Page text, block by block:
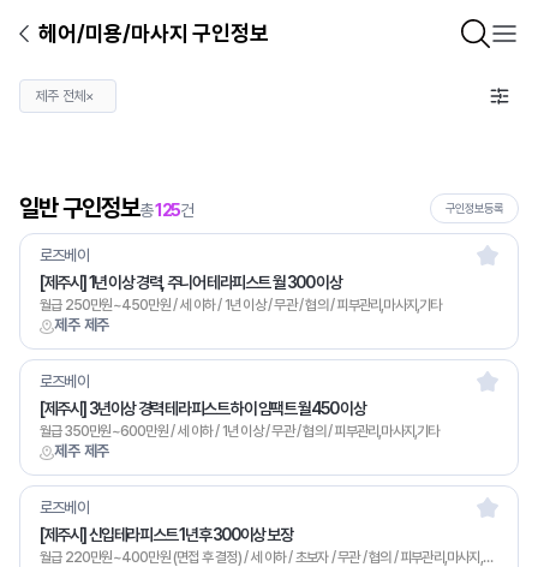
헤어/미용/마사지 구인정보
제주 전체 ×
일반 구인정보총125건 구인정보등록
제주 제주
로즈베이
[제주시] 1년 이상 경력, 주니어 테라피스트 월 300 이상
월급 250만원~450만원 / 세 이하 / 1년 이상 / 무관 / 협의 / 피부관리,마사지,기타
제주 제주
로즈베이
[제주시] 3년이상 경력 테라피스트 하이 임팩트 월450 이상
월급 350만원~600만원 / 세 이하 / 1년 이상 / 무관 / 협의 / 피부관리,마사지,기타
로즈베이
[제주시] 신입테라피스트 1년후 300이상 보장
월급 220만원~400만원 (면접 후 결정) / 세 이하 / 초보자 / 무관 / 협의 / 피부관리,마사지,기타